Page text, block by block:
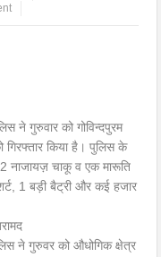
ने गुरुवार को गोविन्दपुरम
किया है। पुलिस के
नाजायज़ चाकू व एक मारूति
1 बड़ी बैट्री और कई हजार
ने गुरुवर को औधोगिक क्षेत्र